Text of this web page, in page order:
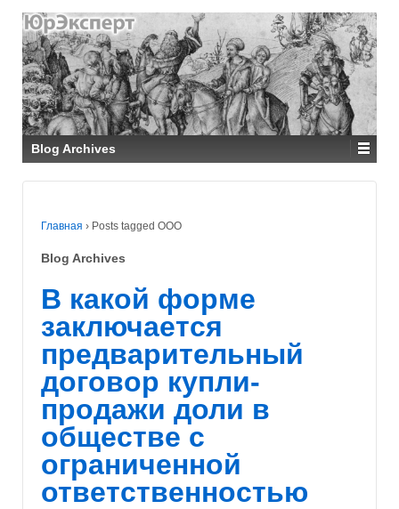
↓
ПЕРЕЙТИ
К
ОСНОВНОМУ
СОДЕРЖИМОМУ
Blog Archives
Главная › Posts tagged ООО
Blog Archives
В какой форме
заключается
предварительный
договор купли-
продажи доли в
обществе c
ограниченной
ответственностью